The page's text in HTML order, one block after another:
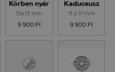
Körben nyár
13x13 mm
9 900 Ft
Kaduceusz
11 x 11 mm
9 900 Ft